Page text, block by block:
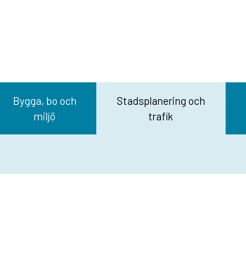
Bygga, bo och
miljö
Stadsplanering och
trafik